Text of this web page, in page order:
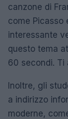
canzone di
come Picasso
interessante
questo tema
60 secondi. Ti
Inoltre, gli
a indirizzo
moderne,